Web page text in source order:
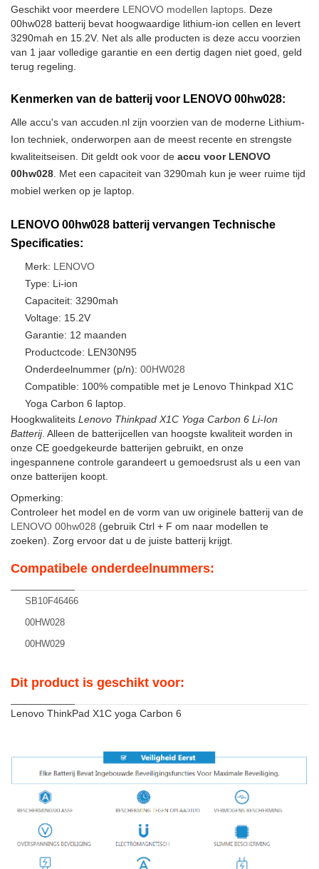
Geschikt voor meerdere LENOVO modellen laptops . Deze
00hw028 batterij bevat hoogwaardige lithium-ion cellen en levert
3290mah en 15.2V. Net als alle producten is deze accu voorzien
van 1 jaar volledige garantie en een dertig dagen niet goed, geld
terug regeling.
Kenmerken van de batterij voor LENOVO 00hw028:
Alle accu's van accuden.nl zijn voorzien van de moderne Lithium-
Ion techniek, onderworpen aan de meest recente en strengste
kwaliteitseisen. Dit geldt ook voor de accu voor LENOVO
00hw028 . Met een capaciteit van 3290mah kun je weer ruime tijd
mobiel werken op je laptop.
LENOVO 00hw028 batterij vervangen Technische
Specificaties:
Merk: LENOVO
Type: Li-ion
Capaciteit: 3290mah
Voltage: 15.2V
Garantie: 12 maanden
Productcode: LEN30N95
Onderdeelnummer (p/n): 00HW028
Compatible: 100% compatible met je Lenovo Thinkpad X1C
Yoga Carbon 6 laptop.
Hoogkwaliteits Lenovo Thinkpad X1C Yoga Carbon 6 Li-Ion
Batterij. Alleen de batterijcellen van hoogste kwaliteit worden in
onze CE goedgekeurde batterijen gebruikt, en onze
ingespannene controle garandeert u gemoedsrust als u een van
onze batterijen koopt.
Opmerking:
Controleer het model en de vorm van uw originele batterij van de
LENOVO 00hw028 (gebruik Ctrl + F om naar modellen te
zoeken). Zorg ervoor dat u de juiste batterij krijgt.
Compatibele onderdeelnummers:
SB10F46466
00HW028
00HW029
Dit product is geschikt voor:
Lenovo ThinkPad X1C yoga Carbon 6